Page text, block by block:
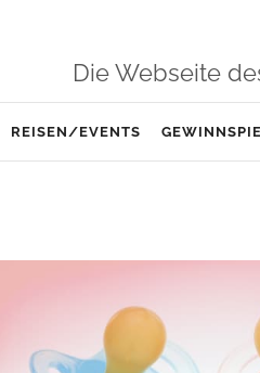
Die Webseite
REISEN/EVENTS